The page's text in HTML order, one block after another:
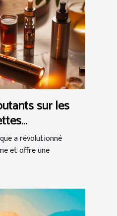
sur les
a révolutionné
et offre une